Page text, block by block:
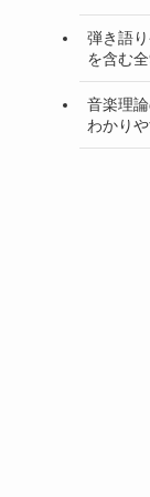
弾き語
を含む
音楽理
わかり